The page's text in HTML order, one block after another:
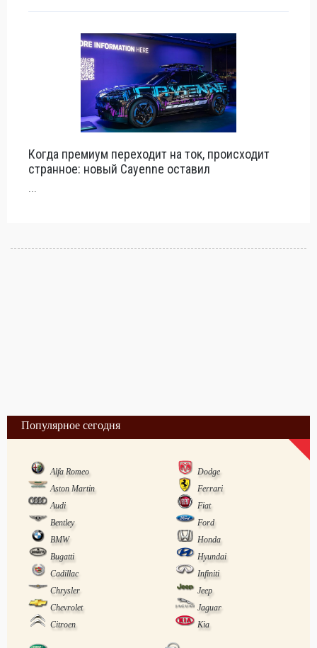
Когда премиум переходит на ток, происходит
странное: новый Cayenne оставил
...
Популярное сегодня
Alfa Romeo
Dodge
Aston Martin
Ferrari
Audi
Fiat
Bentley
Ford
BMW
Honda
Bugatti
Hyundai
Cadillac
Infiniti
Chrysler
Jeep
Chevrolet
Jaguar
Citroen
Kia